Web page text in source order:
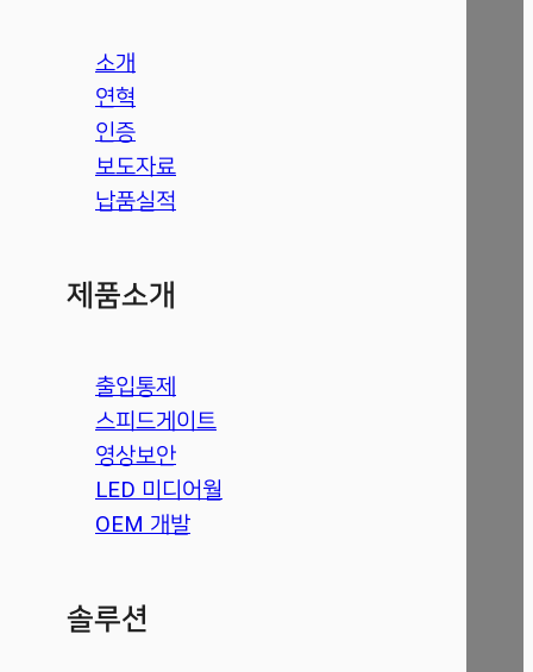
소개
연혁
인증
보도자료
납품실적
제품소개
출입통제
스피드게이트
영상보안
LED 미디어월
OEM 개발
솔루션